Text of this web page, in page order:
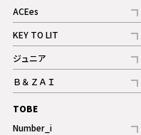
記事
ACEes
記事
KEY TO LIT
記事
ジュニア
記事
Ｂ＆ＺＡＩ
記事
TOBE
Number_i